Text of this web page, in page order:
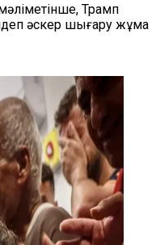
Трамп
әскер шығару жұма